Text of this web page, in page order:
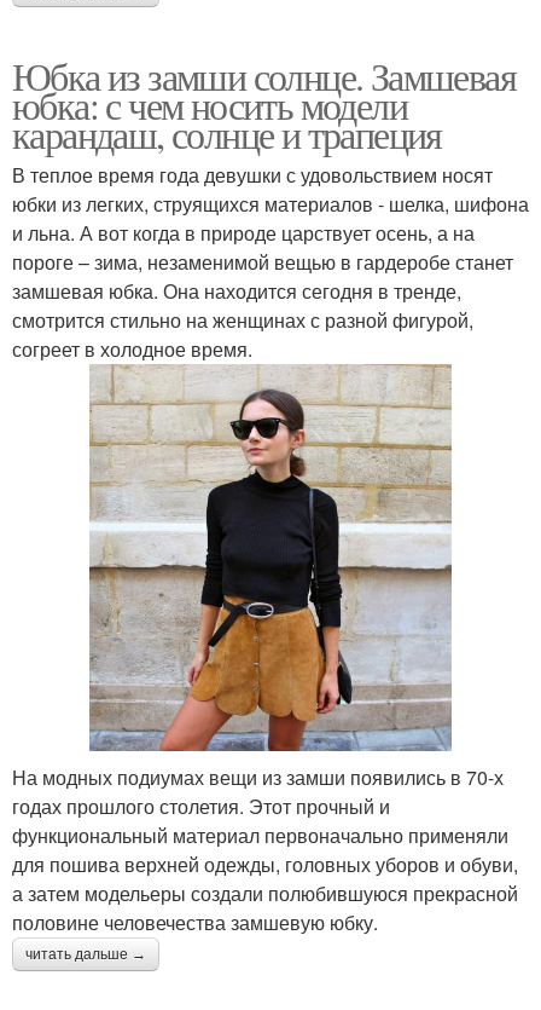
Юбка из замши солнце. Замшевая
юбка: с чем носить модели
карандаш, солнце и трапеция
В теплое время года девушки с удовольствием носят
юбки из легких, струящихся материалов - шелка, шифона
и льна. А вот когда в природе царствует осень, а на
пороге – зима, незаменимой вещью в гардеробе станет
замшевая юбка. Она находится сегодня в тренде,
смотрится стильно на женщинах с разной фигурой,
согреет в холодное время.
На модных подиумах вещи из замши появились в 70-х
годах прошлого столетия. Этот прочный и
функциональный материал первоначально применяли
для пошива верхней одежды, головных уборов и обуви,
а затем модельеры создали полюбившуюся прекрасной
половине человечества замшевую юбку.
читать дальше →